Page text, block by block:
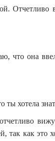
Отчетливо
что она
ты хотела
так как это